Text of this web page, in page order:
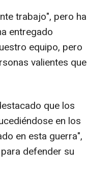
trabajo", pero ha
entregado
equipo, pero
valientes que
que los
en los
en esta guerra",
defender su